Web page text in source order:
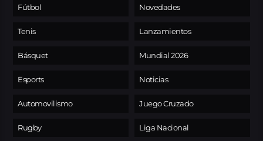
Fútbol
Tenis
Básquet
Esports
Automovilismo
Rugby
Novedades
Lanzamientos
Mundial 2026
Noticias
Juego Cruzado
Liga Nacional